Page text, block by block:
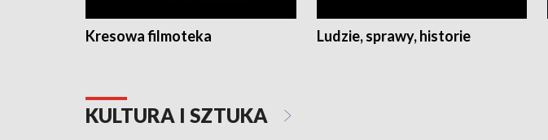
Kresowa filmoteka Ludzie, sprawy, historie
KULTURA I SZTUKA